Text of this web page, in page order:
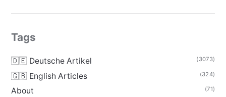
Tags
🇩🇪 Deutsche Artikel (3073)
🇬🇧 English Articles (324)
About (71)